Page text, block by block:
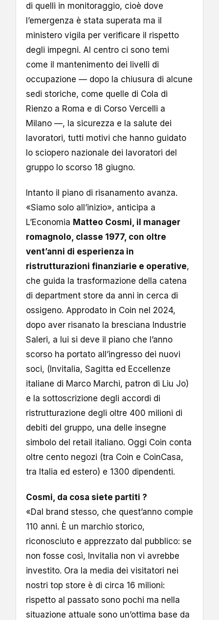
di quelli in monitoraggio, cioè dove
l’emergenza è stata superata ma il
ministero vigila per verificare il rispetto
degli impegni. Al centro ci sono temi
come il mantenimento dei livelli di
occupazione — dopo la chiusura di alcune
sedi storiche, come quelle di Cola di
Rienzo a Roma e di Corso Vercelli a
Milano —, la sicurezza e la salute dei
lavoratori, tutti motivi che hanno guidato
lo sciopero nazionale dei lavoratori del
gruppo lo scorso 18 giugno.
Intanto il piano di risanamento avanza.
«Siamo solo all’inizio», anticipa a
L’Economia Matteo Cosmi, il manager
romagnolo, classe 1977, con oltre
vent’anni di esperienza in
ristrutturazioni finanziarie e operative,
che guida la trasformazione della catena
di department store da anni in cerca di
ossigeno. Approdato in Coin nel 2024,
dopo aver risanato la bresciana Industrie
Saleri, a lui si deve il piano che l’anno
scorso ha portato all’ingresso dei nuovi
soci, (Invitalia, Sagitta ed Eccellenze
italiane di Marco Marchi, patron di Liu Jo)
e la sottoscrizione degli accordi di
ristrutturazione degli oltre 400 milioni di
debiti del gruppo, una delle insegne
simbolo del retail italiano. Oggi Coin conta
oltre cento negozi (tra Coin e CoinCasa,
tra Italia ed estero) e 1300 dipendenti.
Cosmi, da cosa siete partiti ?
«Dal brand stesso, che quest’anno compie
110 anni. È un marchio storico,
riconosciuto e apprezzato dal pubblico: se
non fosse così, Invitalia non vi avrebbe
investito. Ora la media dei visitatori nei
nostri top store è di circa 16 milioni:
rispetto al passato sono pochi ma nella
situazione attuale sono un’ottima base da